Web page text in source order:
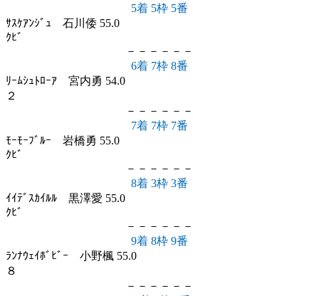
5着 5枠 5番
ｻｽｹｱﾝｼﾞｭ 石川倭 55.0
ｸﾋﾞ
－－－－－－
6着 7枠 8番
ﾘｰﾑｼｭﾄﾛｰｱ 宮内勇 54.0
２
－－－－－－
7着 7枠 7番
ﾓｰﾓｰﾌﾞﾙｰ 岩橋勇 55.0
ｸﾋﾞ
－－－－－－
8着 3枠 3番
ｲｲﾃﾞｽｶｲﾙﾙ 黒澤愛 55.0
ｸﾋﾞ
－－－－－－
9着 8枠 9番
ﾗﾝﾅｳｪｲﾎﾞﾋﾞｰ 小野楓 55.0
８
－－－－－－